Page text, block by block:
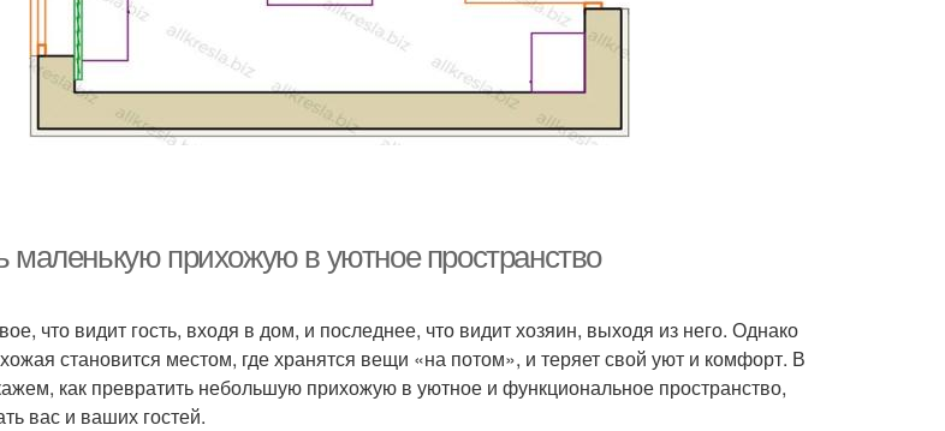
маленькую прихожую в уютное пространство
что видит гость, входя в дом, и последнее, что видит хозяин, выходя из него. Однако
становится местом, где хранятся вещи «на потом», и теряет свой уют и комфорт. В
как превратить небольшую прихожую в уютное и функциональное пространство,
вас и ваших гостей.